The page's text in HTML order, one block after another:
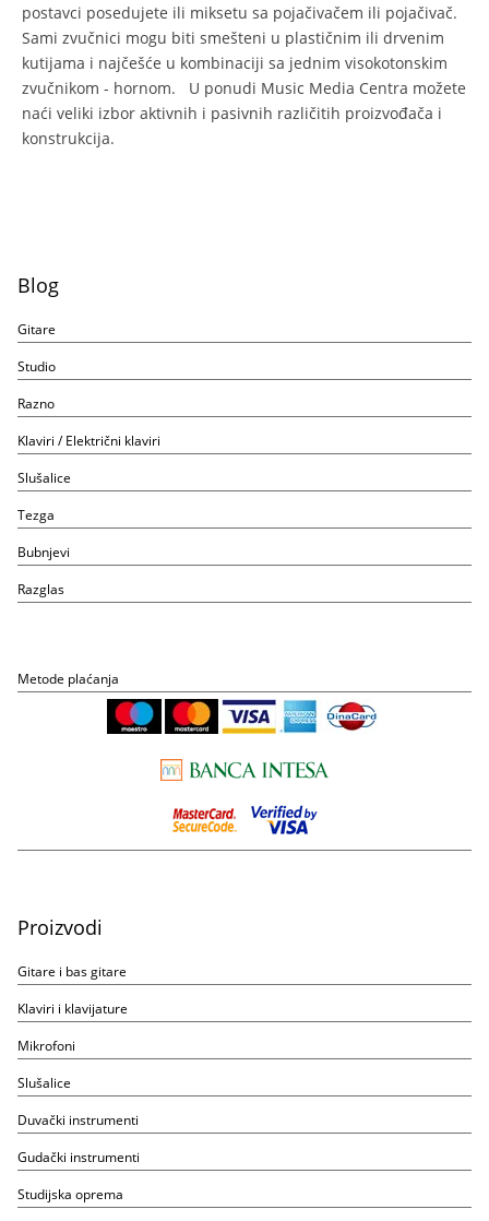
postavci posedujete ili miksetu sa pojačivačem ili pojačivač.
Sami zvučnici mogu biti smešteni u plastičnim ili drvenim
kutijama i najčešće u kombinaciji sa jednim visokotonskim
zvučnikom - hornom. U ponudi Music Media Centra možete
naći veliki izbor aktivnih i pasivnih različitih proizvođača i
konstrukcija.
Blog
Gitare
Studio
Razno
Klaviri / Električni klaviri
Slušalice
Tezga
Bubnjevi
Razglas
Metode plaćanja
Proizvodi
Gitare i bas gitare
Klaviri i klavijature
Mikrofoni
Slušalice
Duvački instrumenti
Gudački instrumenti
Studijska oprema